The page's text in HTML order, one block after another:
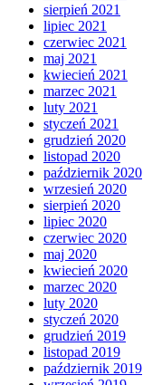
sierpień 2021
lipiec 2021
czerwiec 2021
maj 2021
kwiecień 2021
marzec 2021
luty 2021
styczeń 2021
grudzień 2020
listopad 2020
październik 2020
wrzesień 2020
sierpień 2020
lipiec 2020
czerwiec 2020
maj 2020
kwiecień 2020
marzec 2020
luty 2020
styczeń 2020
grudzień 2019
listopad 2019
październik 2019